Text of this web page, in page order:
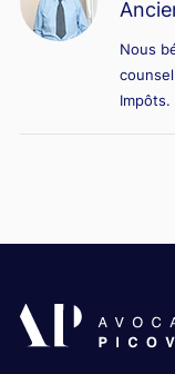
Nous
Impôts.